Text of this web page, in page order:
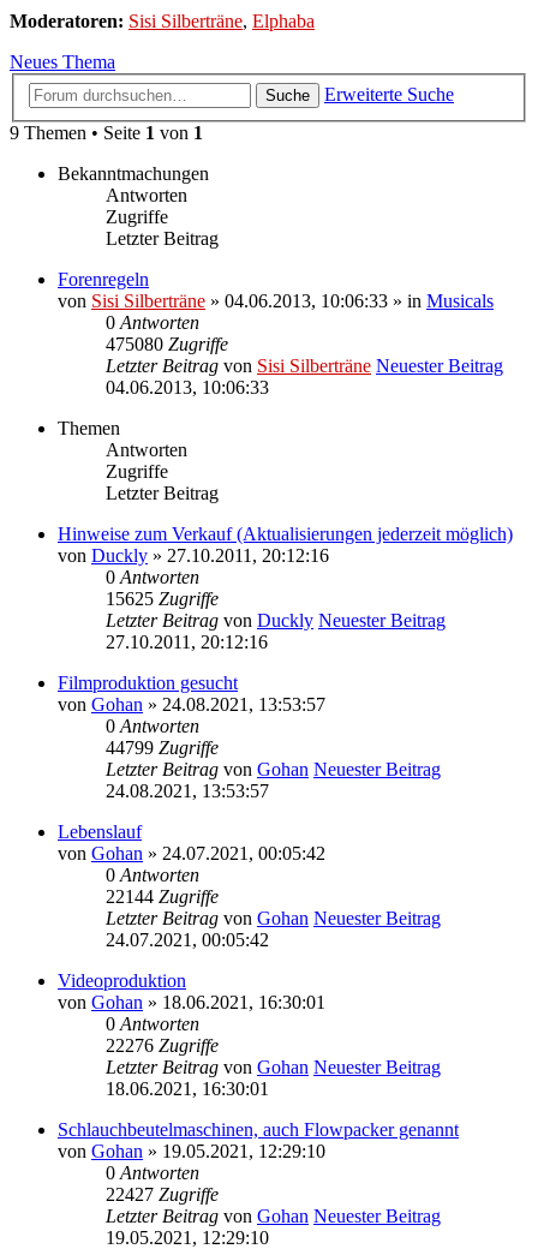
Moderatoren: Sisi Silberträne, Elphaba
Neues Thema
Suche
Erweiterte Suche
9 Themen • Seite 1 von 1
Bekanntmachungen
Antworten
Zugriffe
Letzter Beitrag
Forenregeln
von Sisi Silberträne » 04.06.2013, 10:06:33 » in Musicals
0 Antworten
475080 Zugriffe
Letzter Beitrag von Sisi Silberträne Neuester Beitrag
04.06.2013, 10:06:33
Themen
Antworten
Zugriffe
Letzter Beitrag
Hinweise zum Verkauf (Aktualisierungen jederzeit möglich)
von Duckly » 27.10.2011, 20:12:16
0 Antworten
15625 Zugriffe
Letzter Beitrag von Duckly Neuester Beitrag
27.10.2011, 20:12:16
Filmproduktion gesucht
von Gohan » 24.08.2021, 13:53:57
0 Antworten
44799 Zugriffe
Letzter Beitrag von Gohan Neuester Beitrag
24.08.2021, 13:53:57
Lebenslauf
von Gohan » 24.07.2021, 00:05:42
0 Antworten
22144 Zugriffe
Letzter Beitrag von Gohan Neuester Beitrag
24.07.2021, 00:05:42
Videoproduktion
von Gohan » 18.06.2021, 16:30:01
0 Antworten
22276 Zugriffe
Letzter Beitrag von Gohan Neuester Beitrag
18.06.2021, 16:30:01
Schlauchbeutelmaschinen, auch Flowpacker genannt
von Gohan » 19.05.2021, 12:29:10
0 Antworten
22427 Zugriffe
Letzter Beitrag von Gohan Neuester Beitrag
19.05.2021, 12:29:10